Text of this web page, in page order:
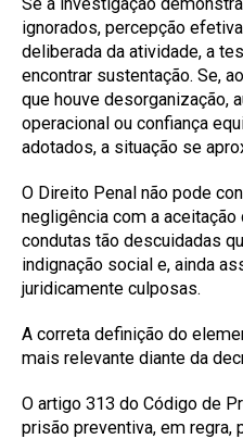
ignorados, percepção
deliberada da atividade, a
encontrar sustentação. Se,
que houve desorganização,
operacional ou confiança
adotados, a situação se
O Direito Penal não pode
negligência com a
condutas tão descuidadas
indignação social e, ainda
juridicamente culposas.
A correta definição do
mais relevante diante da
O artigo 313 do Código de
prisão preventiva, em